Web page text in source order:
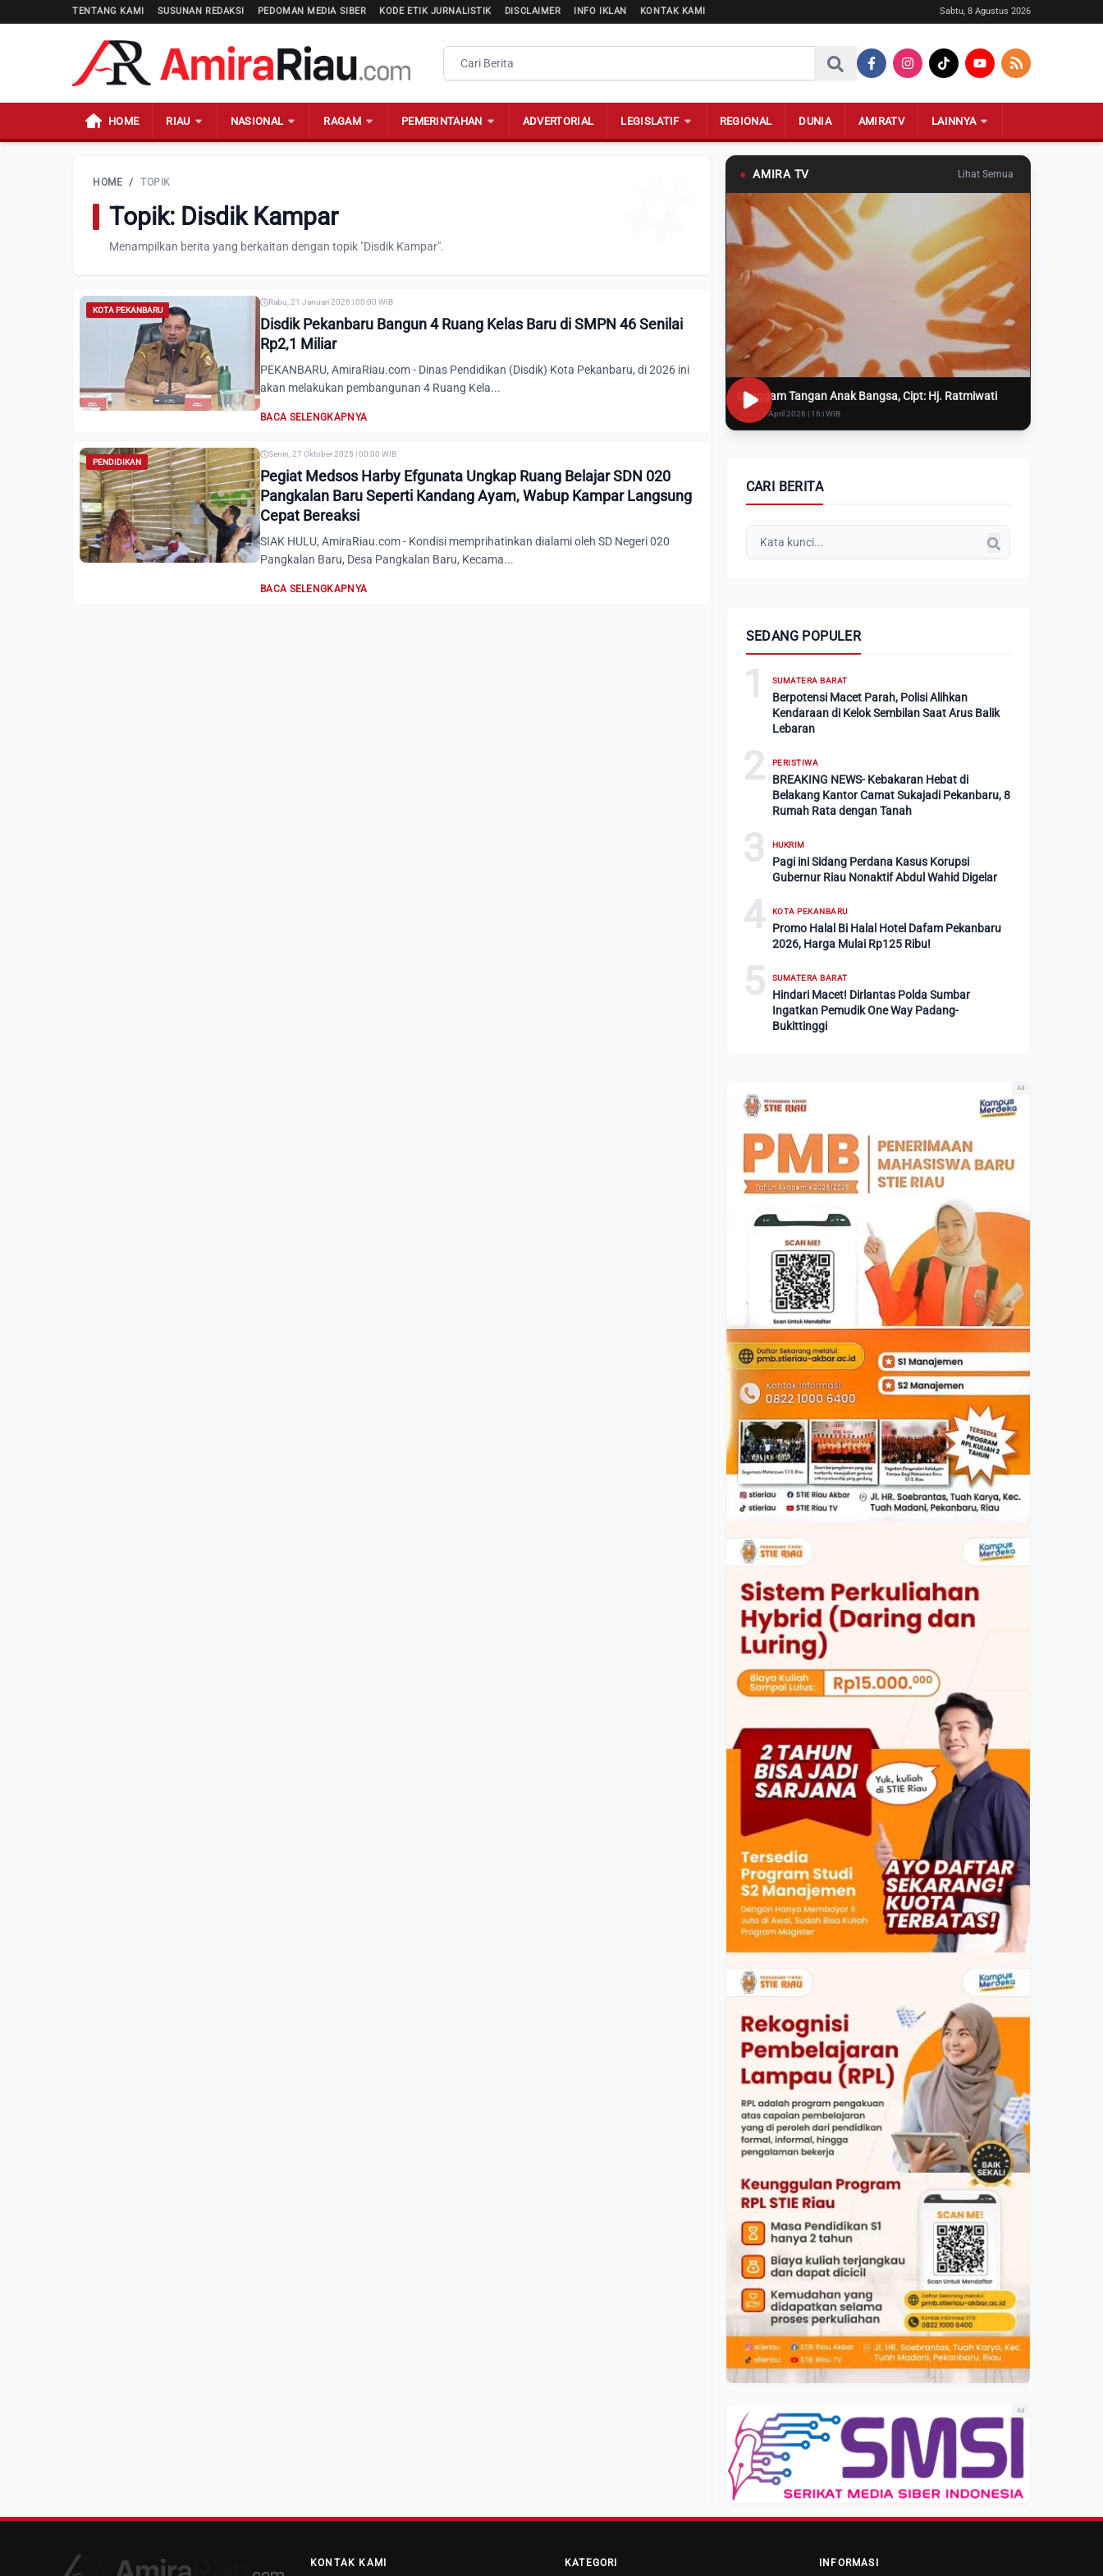
TENTANG KAMI SUSUNAN REDAKSI PEDOMAN MEDIA SIBER KODE ETIK JURNALISTIK DISCLAIMER INFO IKLAN KONTAK KAMI Sabtu, 8 Agustus 2026
HOME RIAU NASIONAL RAGAM PEMERINTAHAN ADVERTORIAL LEGISLATIF REGIONAL DUNIA AMIRATV LAINNYA
HOME / TOPIK
Topik: Disdik Kampar
Menampilkan berita yang berkaitan dengan topik "Disdik Kampar".
KOTA PEKANBARU
Rabu, 21 Januari 2026 | 00:00 WIB
Disdik Pekanbaru Bangun 4 Ruang Kelas Baru di SMPN 46 Senilai
Rp2,1 Miliar
PEKANBARU, AmiraRiau.com - Dinas Pendidikan (Disdik) Kota Pekanbaru, di 2026 ini
akan melakukan pembangunan 4 Ruang Kela...
BACA SELENGKAPNYA
PENDIDIKAN
Senin, 27 Oktober 2025 | 00:00 WIB
Pegiat Medsos Harby Efgunata Ungkap Ruang Belajar SDN 020
Pangkalan Baru Seperti Kandang Ayam, Wabup Kampar Langsung
Cepat Bereaksi
SIAK HULU, AmiraRiau.com - Kondisi memprihatinkan dialami oleh SD Negeri 020
Pangkalan Baru, Desa Pangkalan Baru, Kecama...
BACA SELENGKAPNYA
● AMIRA TV Lihat Semua
Genggam Tangan Anak Bangsa, Cipt: Hj. Ratmiwati
Rabu, 8 April 2026 | 16:i WIB
CARI BERITA
SEDANG POPULER
1 SUMATERA BARAT
Berpotensi Macet Parah, Polisi Alihkan
Kendaraan di Kelok Sembilan Saat Arus Balik
Lebaran
2 PERISTIWA
BREAKING NEWS- Kebakaran Hebat di
Belakang Kantor Camat Sukajadi Pekanbaru, 8
Rumah Rata dengan Tanah
3 HUKRIM
Pagi ini Sidang Perdana Kasus Korupsi
Gubernur Riau Nonaktif Abdul Wahid Digelar
4 KOTA PEKANBARU
Promo Halal Bi Halal Hotel Dafam Pekanbaru
2026, Harga Mulai Rp125 Ribu!
5 SUMATERA BARAT
Hindari Macet! Dirlantas Polda Sumbar
Ingatkan Pemudik One Way Padang-
Bukittinggi
Ad
Ad
KONTAK KAMI KATEGORI INFORMASI